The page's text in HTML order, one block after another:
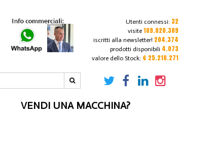
Utenti connessi: 32
visite 109.020.309
iscritti alla newsletter! 204.374
prodotti disponibili 4.073
valore dello Stock: € 25.210.271
VENDI UNA MACCHINA?